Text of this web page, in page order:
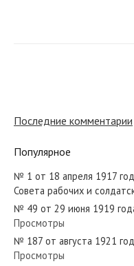
№ 66 от марта 1923 года
№ 75 от марта 1942
Последние комментарии
Популярное
№ 1 от 18 апреля 1917
Совета рабочих и
№ 49 от 29 июня 1919
Просмотры
№ 187 от августа 1921
Просмотры